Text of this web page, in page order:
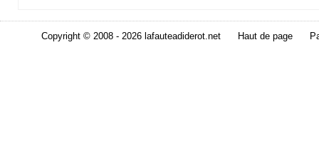
Copyright © 2008 - 2026 lafauteadiderot.net Haut de page